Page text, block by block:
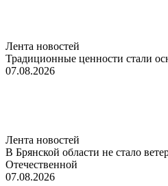
Лента новостей
Традиционные ценности стали
07.08.2026
Лента новостей
В Брянской области не стало
Отечественной
07.08.2026